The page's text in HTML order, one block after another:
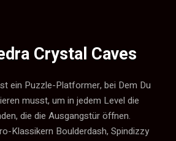
Crystal Caves
ein Puzzle-Platformer, bei Dem Du
musst, um in jedem Level die
die die Ausgangstür öffnen.
Klassikern Boulderdash, Spindizzy